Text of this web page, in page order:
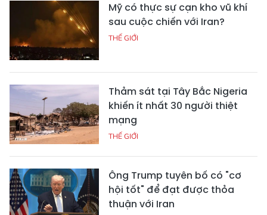
Mỹ có thực sự cạn kho vũ khí
sau cuộc chiến với Iran?
THẾ GIỚI
Thảm sát tại Tây Bắc Nigeria
khiến ít nhất 30 người thiệt
mạng
THẾ GIỚI
Ông Trump tuyên bố có "cơ
hội tốt" để đạt được thỏa
thuận với Iran